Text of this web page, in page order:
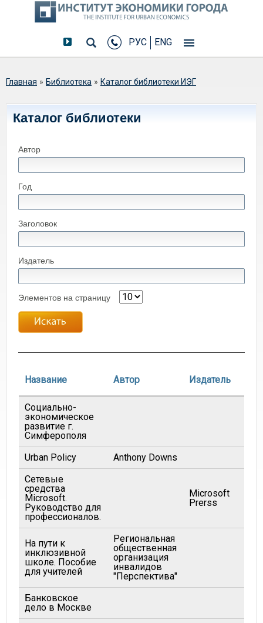
РУС ENG
Вы здесь
Главная » Библиотека » Каталог библиотеки ИЭГ
Каталог библиотеки
Автор
Год
Заголовок
Издатель
Элементов на страницу
Название Автор Издатель
Социально-
экономическое
развитие г.
Симферополя
Urban Policy
Anthony Downs
Сетевые
средства
Microsoft.
Руководство для
профессионалов.
Microsoft
Prerss
На пути к
инклюзивной
школе. Пособие
для учителей
Региональная
общественная
организация
инвалидов
"Перспектива"
Банковское
дело в Москве